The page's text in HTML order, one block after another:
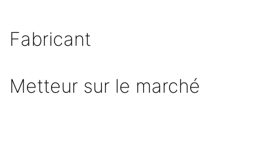
Fabricant
Metteur sur le marché